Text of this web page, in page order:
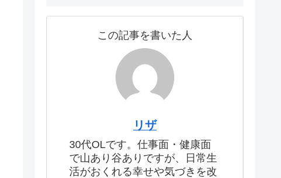
この記事を書いた人
リザ
30代OLです。仕事面・健康面
で山あり谷ありですが、日常生
活がおくれる幸せや気づきを改